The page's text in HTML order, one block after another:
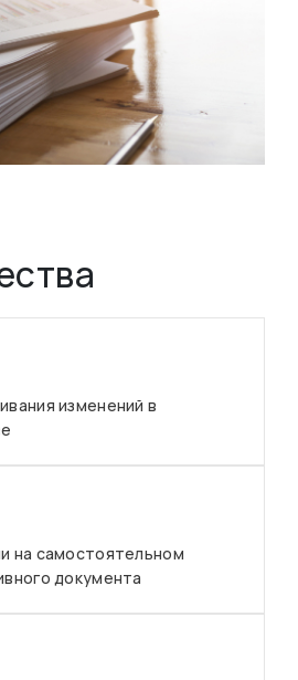
изменений в
на самостоятельном
документа